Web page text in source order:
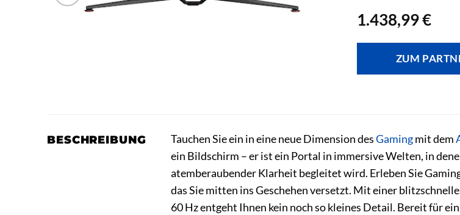
1.438,99€
ZUM
BESCHREIBUNG Tauchen Sie ein in eine neue Dimension desGamingmit dem
ein Bildschirm – er ist ein Portal in immersive Welten, in
atemberaubender Klarheit begleitet wird. Erleben Sie
das Sie mitten ins Geschehen versetzt. Mit einer
60 Hz entgeht Ihnen kein noch so kleines Detail. Bereit für